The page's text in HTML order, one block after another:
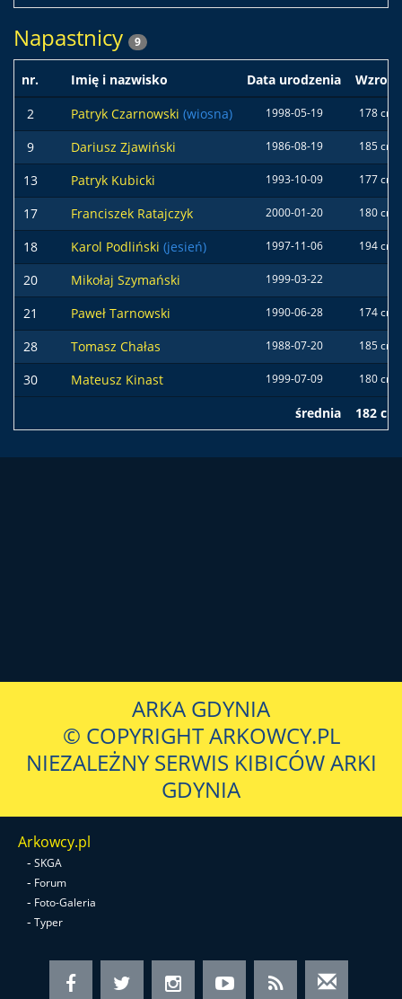
Napastnicy 9
nr. Imię i nazwisko Data urodzenia
Wzrost
2
Patryk Czarnowski (wiosna) 1998-05-19 178 cm
9 Dariusz Zjawiński 1986-08-19 185 cm
13 Patryk Kubicki 1993-10-09 177 cm
17 Franciszek Ratajczyk 2000-01-20 180 cm
18 Karol Podliński (jesień) 1997-11-06 194 cm
20 Mikołaj Szymański 1999-03-22
21 Paweł Tarnowski 1990-06-28 174 cm
28 Tomasz Chałas 1988-07-20 185 cm
30 Mateusz Kinast 1999-07-09 180 cm
średnia 182 cm
ARKA GDYNIA
© COPYRIGHT ARKOWCY.PL
NIEZALEŻNY SERWIS KIBICÓW ARKI
GDYNIA
Arkowcy.pl
- SKGA
- Forum
- Foto-Galeria
- Typer